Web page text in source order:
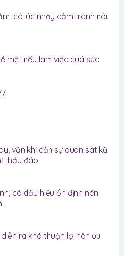
có lúc nhạy cảm tránh nói
mệt nếu làm việc quá sức
vận khí cần sự quan sát kỹ
thấu đáo.
có dấu hiệu ổn định nên
ra khá thuận lợi nên ưu